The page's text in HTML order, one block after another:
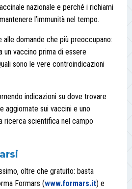
nazionale e perché i richiami
l’immunità nel tempo.
domande che più preoccupano:
un vaccino prima di essere
sono le vere controindicazioni
indicazioni su dove trovare
aggiornate sui vaccini e uno
ricerca scientifica nel campo
oltre che gratuito: basta
Formars (www.formars.it) e